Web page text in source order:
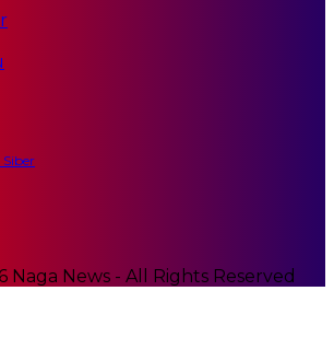
News - All Rights Reserved